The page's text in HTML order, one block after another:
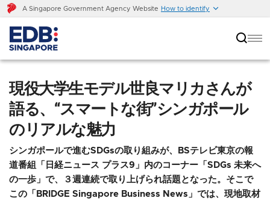
A Singapore Government Agency Website How to identify
現役大学生モデル世良マリカさんが
語る、“スマートな街”シンガポール
のリアルな魅力
シンガポールで進むSDGsの取り組みが、BSテレビ東京の報
道番組「日経ニュース プラス9」内のコーナー「SDGs 未来へ
の一歩」で、３週連続で取り上げられ話題となった。そこで
この「BRIDGE Singapore Business News」では、現地取材